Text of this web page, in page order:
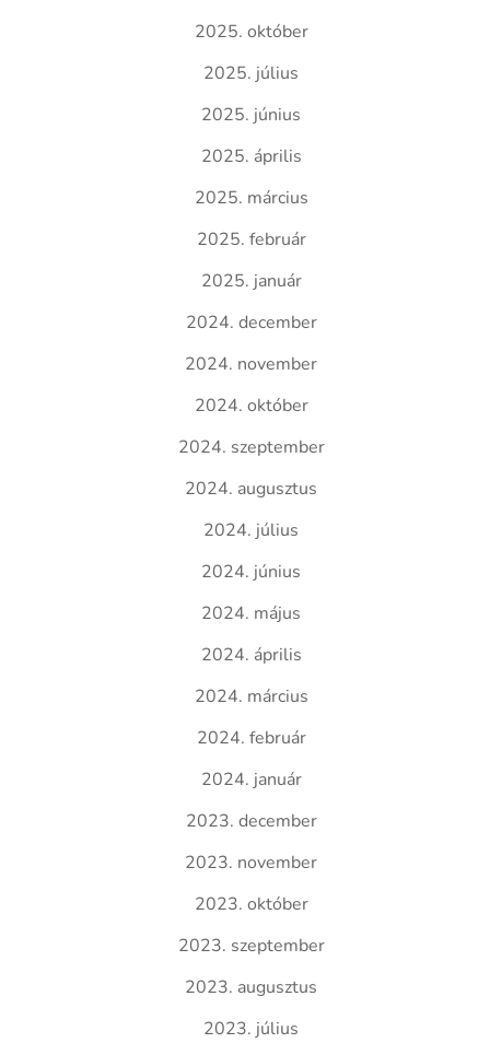
2025. október
2025. július
2025. június
2025. április
2025. március
2025. február
2025. január
2024. december
2024. november
2024. október
2024. szeptember
2024. augusztus
2024. július
2024. június
2024. május
2024. április
2024. március
2024. február
2024. január
2023. december
2023. november
2023. október
2023. szeptember
2023. augusztus
2023. július